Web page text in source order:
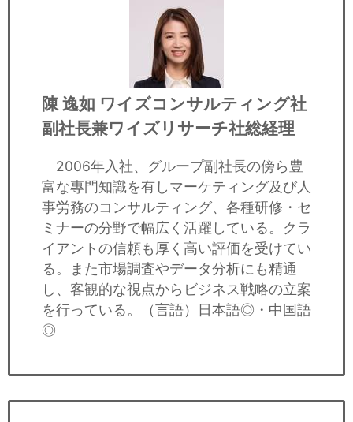
陳 逸如 ワイズコンサルティング社
副社長兼ワイズリサーチ社総経理
2006年入社、グループ副社長の傍ら豊
富な專門知識を有しマーケティング及び人
事労務のコンサルティング、各種研修・セ
ミナーの分野で幅広く活躍している。クラ
イアントの信頼も厚く高い評価を受けてい
る。また市場調査やデータ分析にも精通
し、客観的な視点からビジネス戦略の立案
を行っている。（言語）日本語◎・中国語
◎